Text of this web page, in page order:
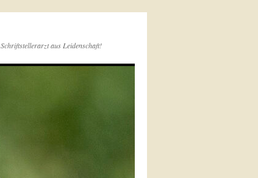
Schriftstellerarzt aus Leidenschaft!